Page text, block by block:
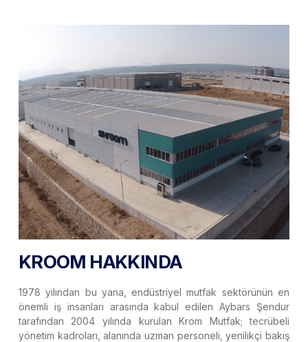
KROOM HAKKINDA
1978 yılından bu yana, endüstriyel mutfak sektörünün en
önemli iş insanları arasında kabul edilen Aybars Şendur
tarafından 2004 yılında kurulan Krom Mutfak; tecrübeli
yönetim kadroları, alanında uzman personeli, yenilikçi bakış